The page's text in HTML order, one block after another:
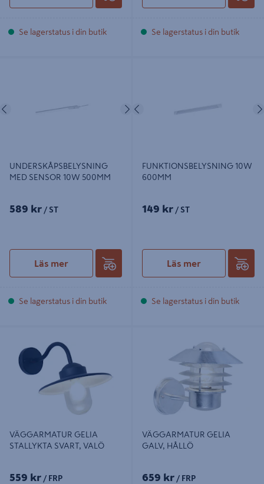
Se lagerstatus i din butik Se lagerstatus i din butik
Nästa
UNDERSKÅPSBELYSNING
MED SENSOR 10W 500MM
589 kr / ST
Läs mer
Se lagerstatus i din butik
FUNKTIONSBELYSNING 10W
600MM
149 kr / ST
Läs mer
Se lagerstatus i din butik
STALLYKTA SVART, VALÖ
VÄGGARMATUR GELIA
STALLYKTA SVART, VALÖ
559 kr / FRP
VÄGGARMATUR GELIA
GALV, HÅLLÖ
659 kr / FRP